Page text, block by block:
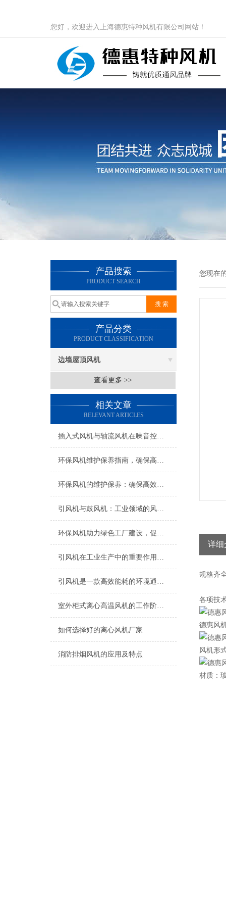
您好，欢迎进入上海德惠特种风机有限公司网站！
产品搜索
PRODUCT SEARCH
产品分类
PRODUCT CLASSIFICATION
边墙屋顶风机
查看更多 >>
相关文章
RELEVANT ARTICLES
插入式风机与轴流风机在噪音控制上有何差异？
环保风机维护保养指南，确保高效稳定运行
环保风机的维护保养：确保高效运行的关键
引风机与鼓风机：工业领域的风动双子星
环保风机助力绿色工厂建设，促进节能减排
引风机在工业生产中的重要作用及发展趋势
引风机是一款高效能耗的环境通风设备
室外柜式离心高温风机的工作阶段过程​
如何选择好的离心风机厂家
消防排烟风机的应用及特点
您现在
详细
规格齐
各项技
德惠风
风机形
材质：